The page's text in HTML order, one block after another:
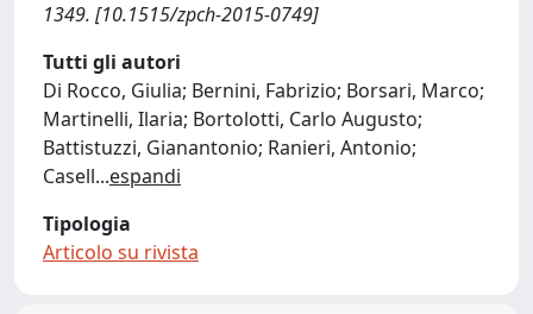
1349. [10.1515/zpch-2015-0749]
Tutti gli autori
Di Rocco, Giulia; Bernini, Fabrizio; Borsari, Marco;
Martinelli, Ilaria; Bortolotti, Carlo Augusto;
Battistuzzi, Gianantonio; Ranieri, Antonio;
Casell...espandi
Tipologia
Articolo su rivista